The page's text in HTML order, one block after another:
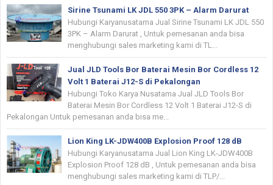
Sirine Tsunami LK JDL 550 3PK – Alarm Darurat
Hubungi Karyanusatama Jual Sirine Tsunami LK JDL 550
3PK – Alarm Darurat , Untuk pemesanan anda bisa
menghubungi sales marketing kami di TL...
Jual JLD Tools Bor Baterai Mesin Bor Cordless 12
Volt 1 Baterai J12-S di Pekalongan
Hubungi Toko Karya Nusatama Jual JLD Tools Bor
Baterai Mesin Bor Cordless 12 Volt 1 Baterai J12-S di
Pekalongan Untuk pemesanan anda bisa me...
Lion King LK-JDW400B Explosion Proof 128 dB
Hubungi Karyanusatama Jual Lion King LK-JDW400B
Explosion Proof 128 dB , Untuk pemesanan anda bisa
menghubungi sales marketing kami di TLP/...